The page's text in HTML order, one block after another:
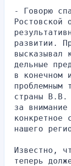
- Говорю
Ростовской
развитии.
высказывал
дельные
в конечном
проблемным
страны В.В.
за
конкретное
нашего
Известно,
теперь